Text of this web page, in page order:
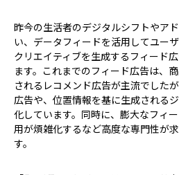
昨今の生活者のデジタルシフトやア
い、データフィードを活用してユー
クリエイティブを生成するフィード
ます。これまでのフィード広告は、
されるレコメンド広告が主流でした
広告や、位置情報を基に生成される
化しています。同時に、膨大なフィ
用が煩雑化するなど高度な専門性が
す。